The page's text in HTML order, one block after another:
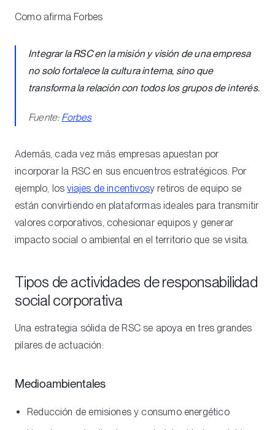
Como afirma Forbes
Integrar la RSC en la misión y visión de una empresa
no solo fortalece la cultura interna, sino que
transforma la relación con todos los grupos de interés.
Fuente: Forbes
Además, cada vez más empresas apuestan por
incorporar la RSC en sus encuentros estratégicos. Por
ejemplo, losviajes de incentivosy retiros de equipo se
están convirtiendo en plataformas ideales para transmitir
valores corporativos, cohesionar equipos y generar
impacto social o ambiental en el territorio que se visita.
Tipos de actividades de responsabilidad
social corporativa
Una estrategia sólida de RSC se apoya en tres grandes
pilares de actuación:
Medioambientales
Reducción de emisiones y consumo energético